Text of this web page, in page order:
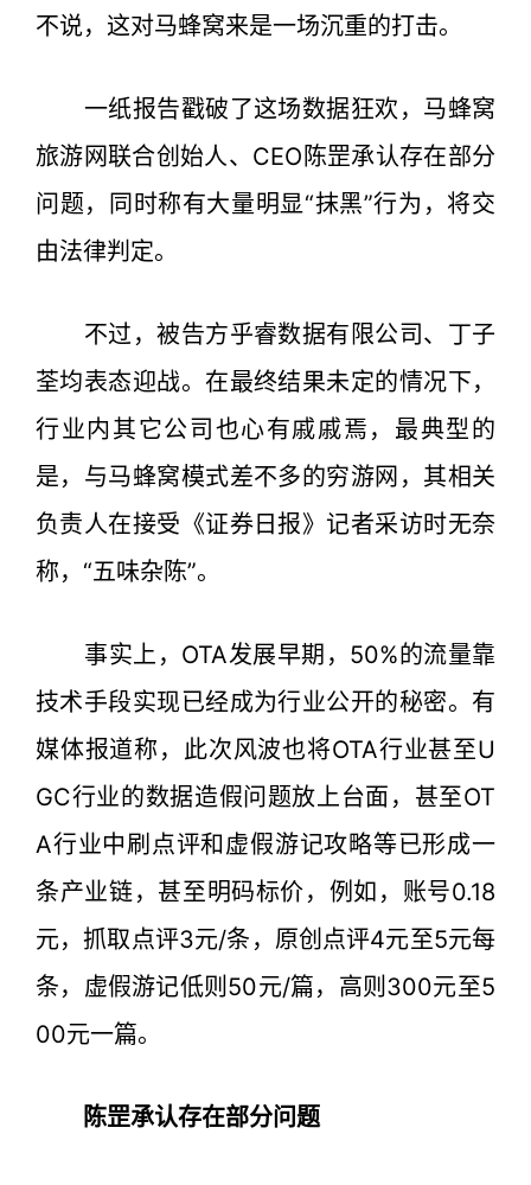
不说，这对马蜂窝来是一场沉重的打击。
一纸报告戳破了这场数据狂欢，马蜂窝
旅游网联合创始人、CEO陈罡承认存在部分
问题，同时称有大量明显“抹黑”行为，将交
由法律判定。
不过，被告方乎睿数据有限公司、丁子
荃均表态迎战。在最终结果未定的情况下，
行业内其它公司也心有戚戚焉，最典型的
是，与马蜂窝模式差不多的穷游网，其相关
负责人在接受《证券日报》记者采访时无奈
称，“五味杂陈”。
事实上，OTA发展早期，50%的流量靠
技术手段实现已经成为行业公开的秘密。有
媒体报道称，此次风波也将OTA行业甚至U
GC行业的数据造假问题放上台面，甚至OT
A行业中刷点评和虚假游记攻略等已形成一
条产业链，甚至明码标价，例如，账号0.18
元，抓取点评3元/条，原创点评4元至5元每
条，虚假游记低则50元/篇，高则300元至5
00元一篇。
陈罡承认存在部分问题